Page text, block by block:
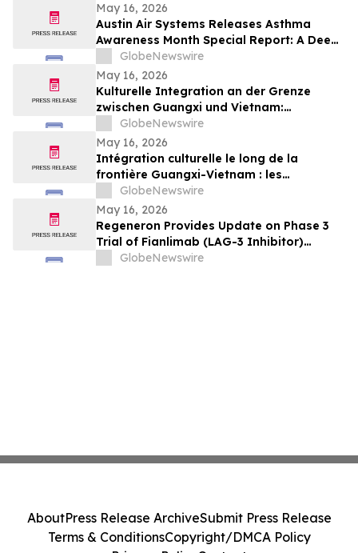
May 16, 2026
Austin Air Systems Releases Asthma
Awareness Month Special Report: A Deep
Dive Into Asthma Statistics, Causes,
Triggers, and Solutions
GlobeNewswire
May 16, 2026
Kulturelle Integration an der Grenze
zwischen Guangxi und Vietnam:
Veranstaltungen in Baise schlagen eine
Brücke für die nachbarschaftlichen
Beziehungen zwischen China und Vietnam
GlobeNewswire
May 16, 2026
Intégration culturelle le long de la
frontière Guangxi-Vietnam : les
événements organisés à Baise créent un
pont pour renforcer les liens de voisinage
entre la Chine et le Vietnam
GlobeNewswire
May 16, 2026
Regeneron Provides Update on Phase 3
Trial of Fianlimab (LAG-3 Inhibitor)
Combination in First-Line Unresectable or
GlobeNewswire
AboutPress Release ArchiveSubmit Press Release
Terms & ConditionsCopyright/DMCA Policy